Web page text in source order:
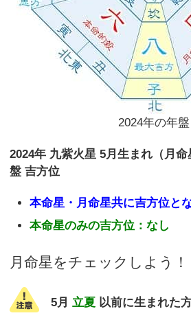
2024年の年盤
2024年 九紫火星 5月生まれ（月
盤 吉方位
本命星・月命星共に吉方位と
本命星のみの吉方位：なし
月命星をチェックしよう！
5月立夏 以前に生まれた